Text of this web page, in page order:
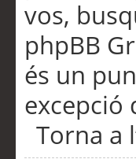
vos,
phpBB
és un
excepció
Torna a